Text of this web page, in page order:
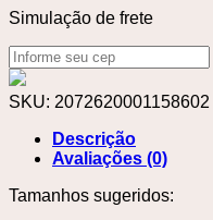
Simulação de frete
SKU: 2072620001158602
Descrição
Avaliações (0)
Tamanhos sugeridos: